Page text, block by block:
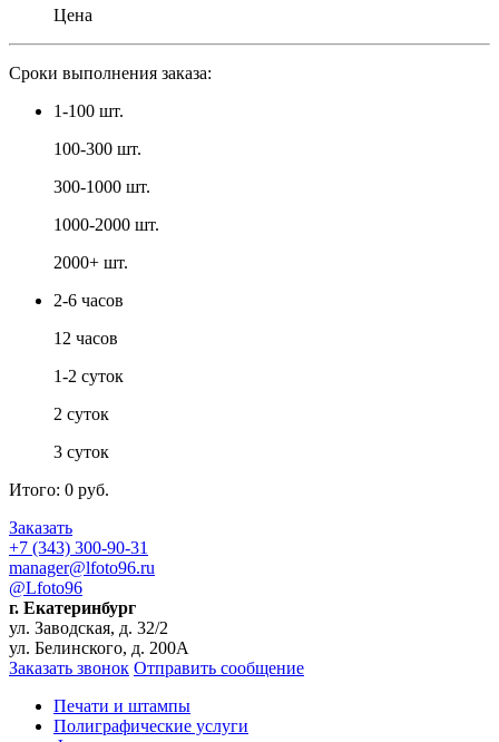
Цена
Сроки выполнения заказа:
1-100 шт.
100-300 шт.
300-1000 шт.
1000-2000 шт.
2000+ шт.
2-6 часов
12 часов
1-2 суток
2 суток
3 суток
Итого: 0 руб.
Заказать
+7 (343) 300-90-31
manager@lfoto96.ru
@Lfoto96
г. Екатеринбург
ул. Заводская, д. 32/2
ул. Белинского, д. 200А
Заказать звонок Отправить сообщение
Печати и штампы
Полиграфические услуги